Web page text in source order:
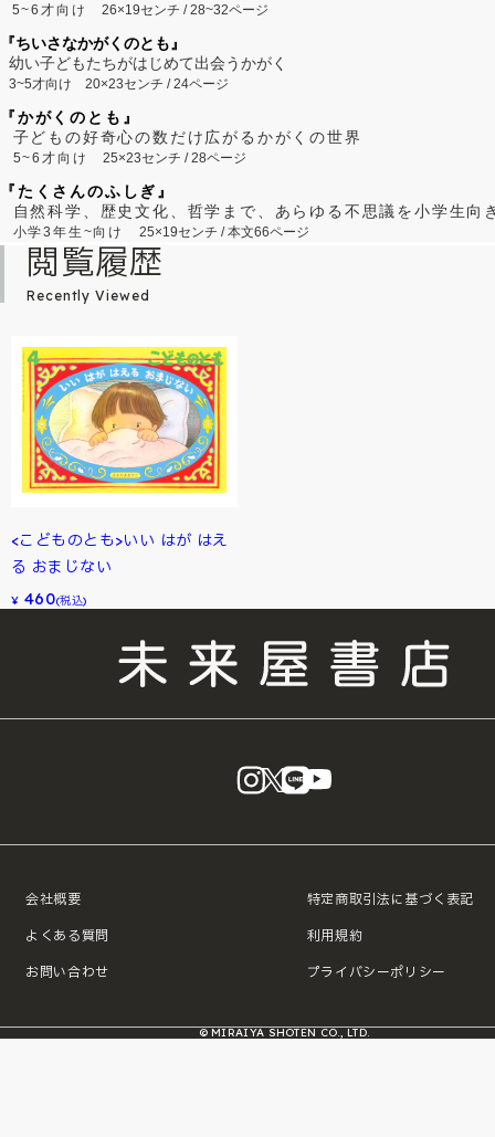
5~6才向け26×19センチ / 28~32ページ
『ちいさなかがくのとも』
幼い子どもたちがはじめて出会うかがく
3~5才向け 20×23センチ / 24ページ
『かがくのとも』
子どもの好奇心の数だけ広がるかがくの世界
5~6才向け25×23センチ / 28ページ
『たくさんのふしぎ』
自然科学、歴史文化、哲学まで、あらゆる不思議を小学生向
小学3年生~向け 25×19センチ / 本文66ページ
閲覧履歴
Recently Viewed
<こどものとも>いい はが はえ
る おまじない
¥ 460(税込)
instagram
X LINE
会社概要
よくある質問
お問い合わせ
特定商取引法に基づく表記
利用規約
プライバシーポリシー
© MIRAIYA SHOTEN CO., LTD.